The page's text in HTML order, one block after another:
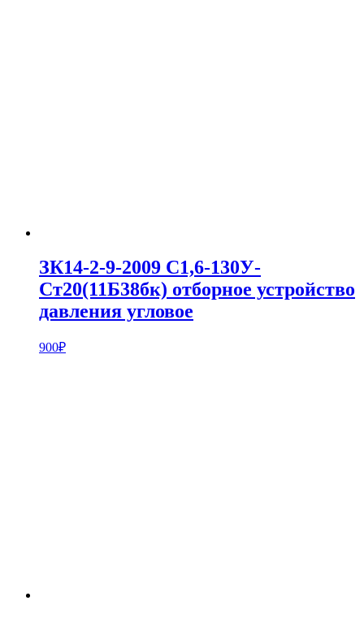
ЗК14-2-9-2009 С1,6-130У-
Ст20(11Б38бк) отборное устройство
давления угловое
900₽